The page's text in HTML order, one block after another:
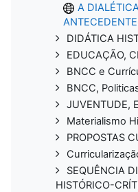
A
DIDÁTICA
EDUCAÇÃO,
BNCC e
BNCC,
JUVENTUDE,
Materialismo
PROPOSTAS
SEQUÊNCIA
HISTÓRICO-